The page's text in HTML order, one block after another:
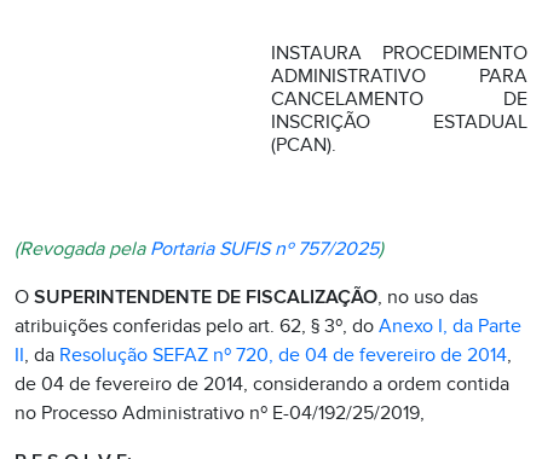
INSTAURA PROCEDIMENTO
ADMINISTRATIVO PARA
CANCELAMENTO DE
INSCRIÇÃO ESTADUAL
(PCAN).
(Revogada pela Portaria SUFIS nº 757/2025)
O SUPERINTENDENTE DE FISCALIZAÇÃO, no uso das
atribuições conferidas pelo art. 62, § 3º, do Anexo I, da Parte
II, da Resolução SEFAZ nº 720, de 04 de fevereiro de 2014,
de 04 de fevereiro de 2014, considerando a ordem contida
no Processo Administrativo nº E-04/192/25/2019,